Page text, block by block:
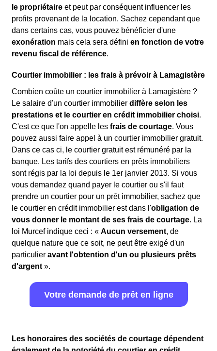
le propriétaire et peut par conséquent influencer les
profits provenant de la location. Sachez cependant que
dans certains cas, vous pouvez bénéficier d'une
exonération mais cela sera défini en fonction de votre
revenu fiscal de référence.
Courtier immobilier : les frais à prévoir à Lamagistère
Combien coûte un courtier immobilier à Lamagistère ?
Le salaire d'un courtier immobilier diffère selon les
prestations et le courtier en crédit immobilier choisi.
C'est ce que l'on appelle les frais de courtage. Vous
pouvez aussi faire appel à un courtier immobilier gratuit.
Dans ce cas ci, le courtier gratuit est rémunéré par la
banque. Les tarifs des courtiers en prêts immobiliers
sont régis par la loi depuis le 1er janvier 2013. Si vous
vous demandez quand payer le courtier ou s'il faut
prendre un courtier pour un prêt immobilier, sachez que
le courtier en crédit immobilier est dans l'obligation de
vous donner le montant de ses frais de courtage. La
loi Murcef indique ceci : « Aucun versement, de
quelque nature que ce soit, ne peut être exigé d'un
particulier avant l'obtention d'un ou plusieurs prêts
d'argent ».
Votre demande de prêt en ligne
Les honoraires des sociétés de courtage dépendent